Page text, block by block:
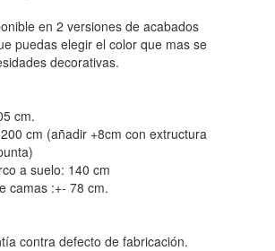
en 2 versiones de acabados
puedas elegir el color que mas se
decorativas.
cm.
cm (añadir +8cm con extructura
a suelo: 140 cm
camas :+- 78 cm.
contra defecto de fabricación.